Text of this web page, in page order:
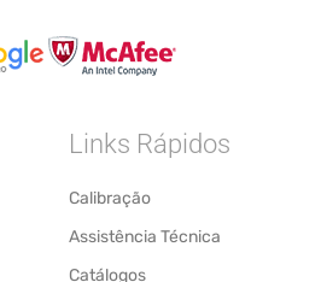
Links Rápidos
Calibração
Assistência Técnica
Catálogos